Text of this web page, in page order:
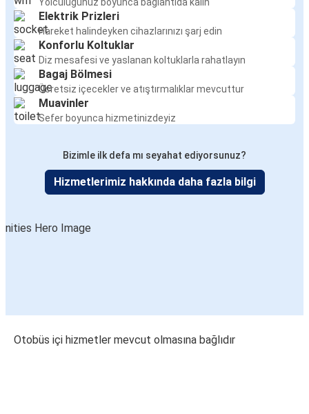
Elektrik Prizleri
Hareket halindeyken cihazlarınızı şarj edin
Konforlu Koltuklar
Diz mesafesi ve yaslanan koltuklarla rahatlayın
Bagaj Bölmesi
Ücretsiz içecekler ve atıştırmalıklar mevcuttur
Muavinler
Sefer boyunca hizmetinizdeyiz
Bizimle ilk defa mı seyahat ediyorsunuz?
Hizmetlerimiz hakkında daha fazla bilgi
Otobüs içi hizmetler mevcut olmasına bağlıdır